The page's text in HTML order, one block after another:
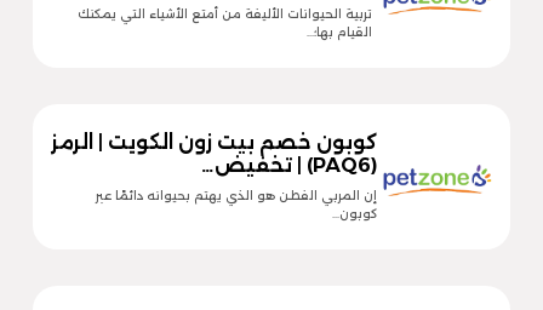
تربية الحيوانات الأليفة من أمتع الأشياء التي يمكنك
القيام بها؛…
كوبون خصم بيت زون الكويت | الرمز
(PAQ6) | تخفيض…
إن المربي الفطن هو الذي يهتم بحيوانه دائمًا عبر
كوبون…